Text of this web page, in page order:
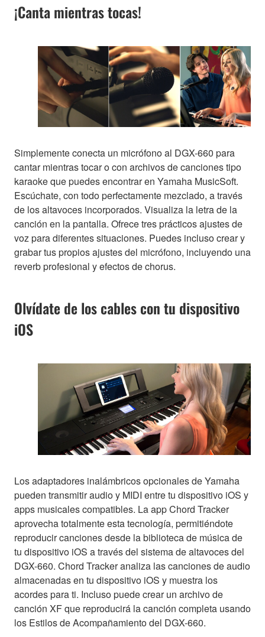
¡Canta mientras tocas!
Simplemente conecta un micrófono al DGX-660 para
cantar mientras tocar o con archivos de canciones tipo
karaoke que puedes encontrar en Yamaha MusicSoft.
Escúchate, con todo perfectamente mezclado, a través
de los altavoces incorporados. Visualiza la letra de la
canción en la pantalla. Ofrece tres prácticos ajustes de
voz para diferentes situaciones. Puedes incluso crear y
grabar tus propios ajustes del micrófono, incluyendo una
reverb profesional y efectos de chorus.
Olvídate de los cables con tu dispositivo
iOS
Los adaptadores inalámbricos opcionales de Yamaha
pueden transmitir audio y MIDI entre tu dispositivo iOS y
apps musicales compatibles. La app Chord Tracker
aprovecha totalmente esta tecnología, permitiéndote
reproducir canciones desde la biblioteca de música de
tu dispositivo iOS a través del sistema de altavoces del
DGX-660. Chord Tracker analiza las canciones de audio
almacenadas en tu dispositivo iOS y muestra los
acordes para ti. Incluso puede crear un archivo de
canción XF que reproducirá la canción completa usando
los Estilos de Acompañamiento del DGX-660.